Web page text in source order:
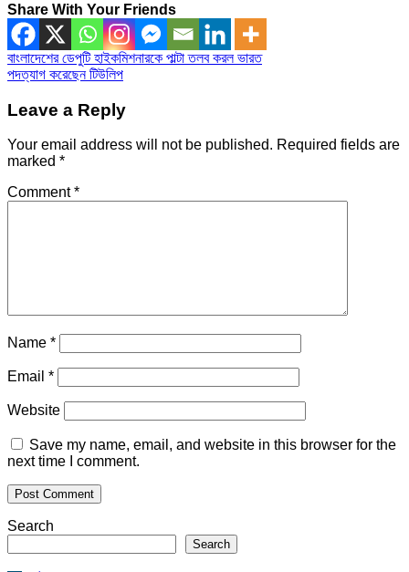
Share With Your Friends
Post
navigation
বাংলাদেশের ডেপুটি হাইকমিশনারকে পাল্টা তলব করল ভারত
পদত্যাগ করেছেন টিউলিপ
Leave a Reply
Your email address will not be published. Required fields are
marked *
Comment*
Name *
Email *
Website
Save my name, email, and website in this browser for the
next time I comment.
Search
Search